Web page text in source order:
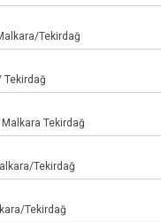
Tekirdağ
Tekirdağ
Tekirdağ
Tekirdağ
Tekirdağ